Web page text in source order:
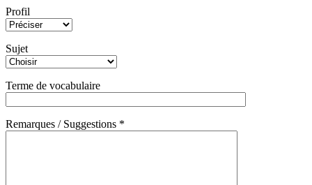
Profil
Sujet
Terme de vocabulaire
Remarques / Suggestions *